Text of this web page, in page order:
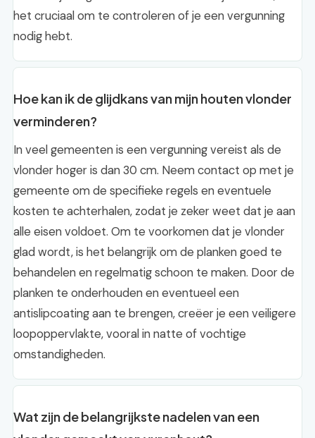
het cruciaal om te controleren of je een vergunning
nodig hebt.
Hoe kan ik de glijdkans van mijn houten vlonder
verminderen?
In veel gemeenten is een vergunning vereist als de
vlonder hoger is dan 30 cm. Neem contact op met je
gemeente om de specifieke regels en eventuele
kosten te achterhalen, zodat je zeker weet dat je aan
alle eisen voldoet. Om te voorkomen dat je vlonder
glad wordt, is het belangrijk om de planken goed te
behandelen en regelmatig schoon te maken. Door de
planken te onderhouden en eventueel een
antislipcoating aan te brengen, creëer je een veiligere
loopoppervlakte, vooral in natte of vochtige
omstandigheden.
Wat zijn de belangrijkste nadelen van een